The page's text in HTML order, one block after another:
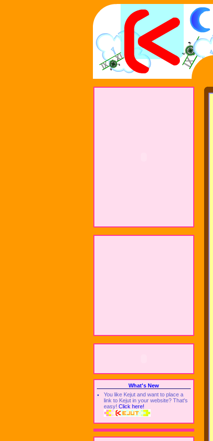
What's New
You like Kejut and want to place a
link to Kejut in your website? That's
easy! Click here!